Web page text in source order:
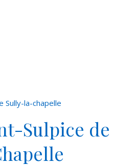
Sulpice de